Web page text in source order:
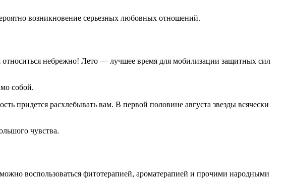
возникновение серьезных любовных отношений.
относиться небрежно! Лето — лучшее время для мобилизации защитных сил
собой.
придется расхлебывать вам. В первой половине августа звезды всячески
чувства.
воспользоваться фитотерапией, ароматерапией и прочими народными